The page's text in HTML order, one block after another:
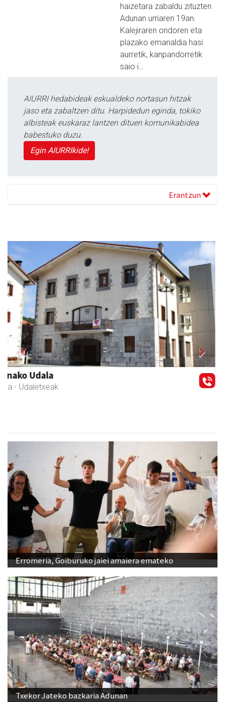
haizetara zabaldu zituzten
Adunan urriaren 19an.
Kalejiraren ondoren eta
plazako emanaldia hasi
aurretik, kanpandorretik
saio i…
AIURRI hedabideak eskualdeko nortasun hitzak
jaso eta zabaltzen ditu. Harpidedun eginda, tokiko
albisteak euskaraz lantzen dituen komunikabidea
babestuko duzu.
Egin AIURRIkide!
Erantzun
Urnietako AEK euskaltegia
Urnieta - Euskaltegiak
Previous Next
Erromeria, Goiburuko jaiei amaiera emateko
Txekor Jateko bazkaria Adunan